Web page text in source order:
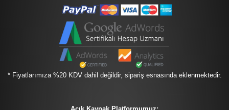
* Fiyatlarımıza %20 KDV dahil değildir, sipariş esnasında eklenmektedir.